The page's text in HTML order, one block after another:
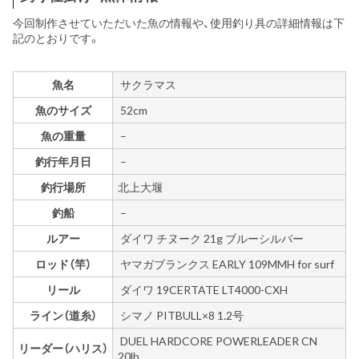
今回制作させていただいた魚の情報や、使用釣り具の詳細情報は下
記のとおりです。
魚名
サクラマス
魚のサイズ
52cm
魚の重量
–
釣行年月日
–
釣行場所
北上大堰
釣船
–
ルアー
ダイワ チヌーク 21g ブルーシルバー
ロッド（竿）
ヤマガブランクス EARLY 109MMH for surf
リール
ダイワ 19CERTATE LT4000-CXH
ライン（道糸）
シマノ PITBULL×8 1.2号
リーダー（ハリス）
DUEL HARDCORE POWERLEADER CN
20lb